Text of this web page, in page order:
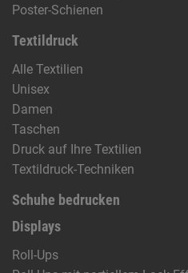
Poster-Schienen
Textildruck
Alle Textilien
Unisex
Damen
Taschen
Druck auf Ihre Textilien
Textildruck-Techniken
Schuhe bedrucken
Displays
Roll-Ups